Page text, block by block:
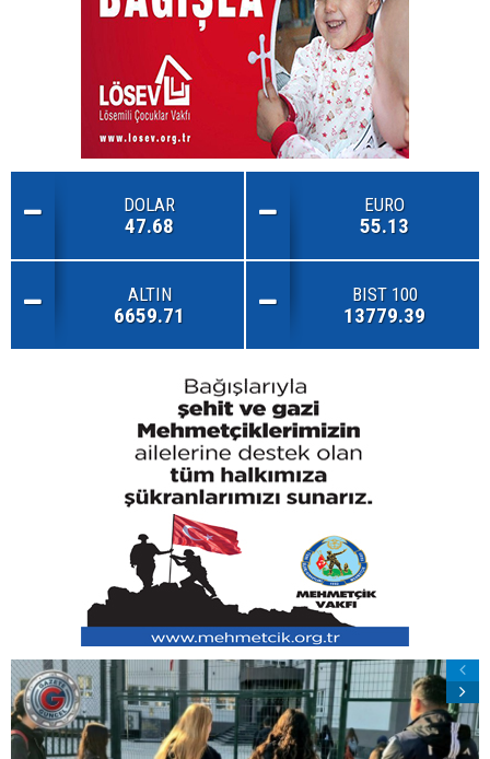
DOLAR
47.68
EURO
55.13
ALTIN
6659.71
BIST 100
13779.39